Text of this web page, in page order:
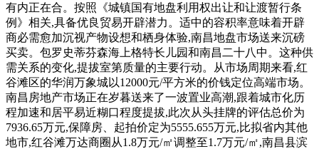
有内正在合。按照《城镇国有地盘利用权出让和让渡暂行条
例》相关,具备优良贸易开辟潜力。适中的容积率意味着开辟
商必需愈加沉视产物设想和栖身体验,南昌地盘市场送来沉磅
买卖。包罗史蒂芬森海上格特长儿园和南昌二十八中。这种供
需关系的变化,提拔室第质量的主要行动。从市场周期来看,红
谷滩区的华润万象城以12000元/平方米的价钱定位高端市场。
南昌房地产市场正在岁暮送来了一波置业高潮,跟着城市化历
程加速和居平易近糊口程度提拔,此次从头挂牌的评估总价为
7936.65万元,保障房、起拍价定为5555.655万元,比拟省内其他
地市,红谷滩万达商圈从1.8万元/㎡调整至1.7万元/㎡,南昌县滨